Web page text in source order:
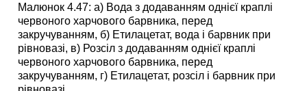
Малюнок 4.47: а) Вода з додаванням однієї краплі
червоного харчового барвника, перед
закручуванням, б) Етилацетат, вода і барвник при
рівновазі, в) Розсіл з додаванням однієї краплі
червоного харчового барвника, перед
закручуванням, г) Етилацетат, розсіл і барвник при